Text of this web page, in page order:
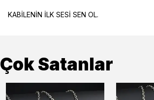
KABİLENİN İLK SESİ SEN OL.
Çok Satanlar